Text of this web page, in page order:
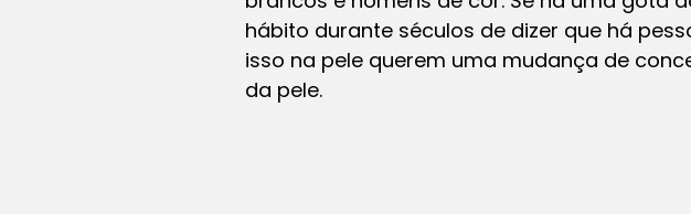
hábito durante séculos de dizer que há
isso na pele querem uma mudança de
da pele.